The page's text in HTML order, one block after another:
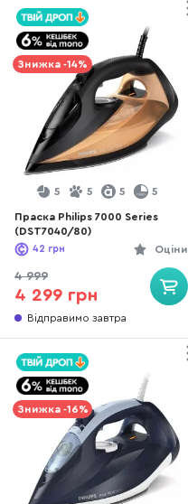
Знижка -14%
5 5 5 5
Праска Philips 7000 Series
(DST7040/80)
Оціни
42 грн
4 999
4 299 грн
Відправимо завтра
Знижка -16%